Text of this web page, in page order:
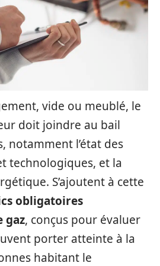
vide ou meublé, le
doit joindre au bail
notamment l’état des
technologiques, et la
S’ajoutent à cette
obligatoires
gaz, conçus pour évaluer
porter atteinte à la
habitant le